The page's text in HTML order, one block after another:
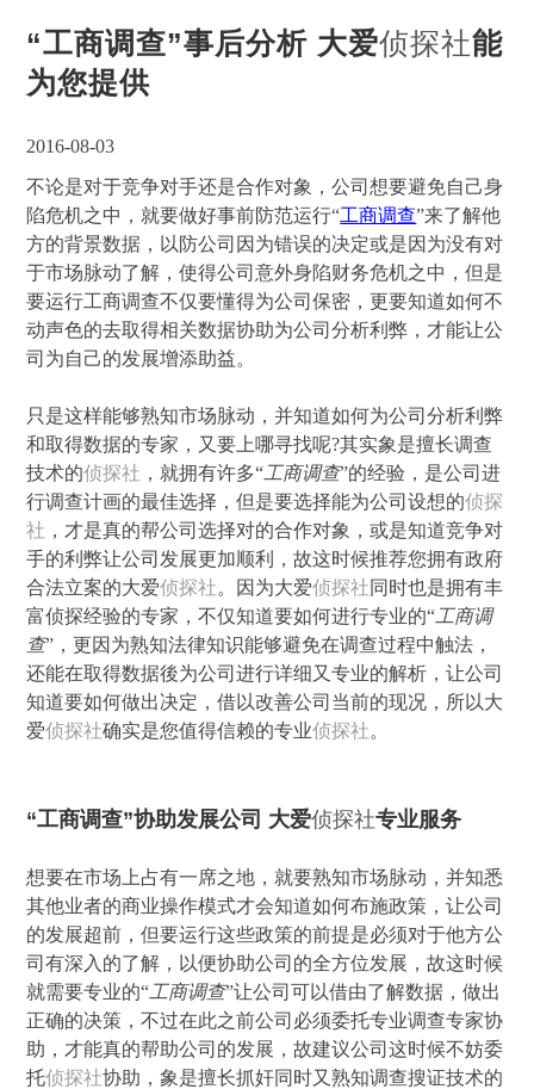
“工商调查”事后分析 大爱侦探社能
为您提供
2016-08-03
不论是对于竞争对手还是合作对象，公司想要避免自己身
陷危机之中，就要做好事前防范运行“工商调查”来了解他
方的背景数据，以防公司因为错误的决定或是因为没有对
于市场脉动了解，使得公司意外身陷财务危机之中，但是
要运行工商调查不仅要懂得为公司保密，更要知道如何不
动声色的去取得相关数据协助为公司分析利弊，才能让公
司为自己的发展增添助益。
只是这样能够熟知市场脉动，并知道如何为公司分析利弊
和取得数据的专家，又要上哪寻找呢?其实象是擅长调查
技术的侦探社 ，就拥有许多“ 工商调查”的经验，是公司进
行调查计画的最佳选择，但是要选择能为公司设想的侦探
社 ，才是真的帮公司选择对的合作对象，或是知道竞争对
手的利弊让公司发展更加顺利，故这时候推荐您拥有政府
合法立案的大爱侦探社。因为大爱侦探社同时也是拥有丰
富侦探经验的专家，不仅知道要如何进行专业的“ 工商调
查”，更因为熟知法律知识能够避免在调查过程中触法，
还能在取得数据後为公司进行详细又专业的解析，让公司
知道要如何做出决定，借以改善公司当前的现况，所以大
爱侦探社确实是您值得信赖的专业侦探社。
“工商调查”协助发展公司 大爱侦探社专业服务
想要在市场上占有一席之地，就要熟知市场脉动，并知悉
其他业者的商业操作模式才会知道如何布施政策，让公司
的发展超前，但要运行这些政策的前提是必须对于他方公
司有深入的了解，以便协助公司的全方位发展，故这时候
就需要专业的“ 工商调查”让公司可以借由了解数据，做出
正确的决策，不过在此之前公司必须委托专业调查专家协
助，才能真的帮助公司的发展，故建议公司这时候不妨委
托侦探社协助，象是擅长抓奸同时又熟知调查搜证技术的